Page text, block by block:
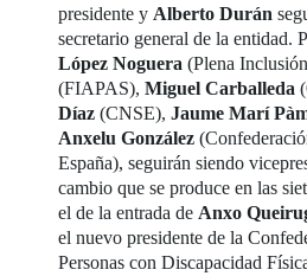
presidente y Alberto Durán
secretario general de la entidad.
López Noguera(Plena
(FIAPAS),Miguel Carballeda
Díaz (CNSE),Jaume Marí
Anxelu González
España), seguirán siendo
cambio que se produce en las
el de la entrada de Anxo
el nuevo presidente de la
Personas con Discapacidad